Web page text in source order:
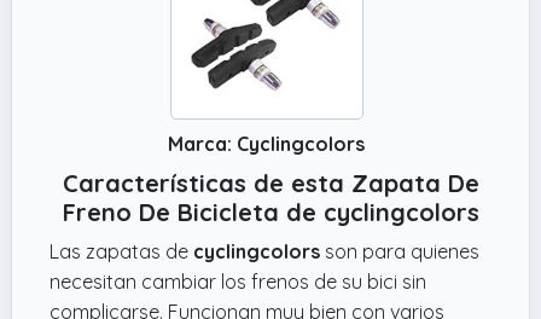
Marca: Cyclingcolors
Características de esta Zapata De
Freno De Bicicleta de cyclingcolors
Las zapatas de cyclingcolors son para quienes
necesitan cambiar los frenos de su bici sin
complicarse. Funcionan muy bien con varios